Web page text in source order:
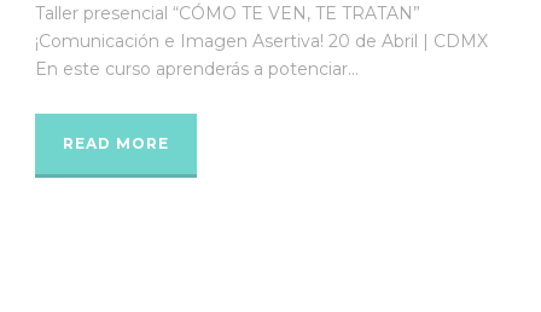
Taller presencial “CÓMO TE VEN, TE TRATAN”
¡Comunicación e Imagen Asertiva! 20 de Abril | CDMX
En este curso aprenderás a potenciar...
READ MORE